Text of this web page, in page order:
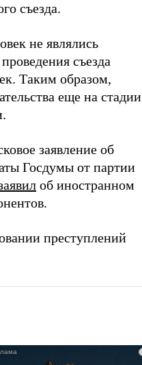
съезда.
не являлись
съезда
Таким образом,
еще на стадии
заявление об
Госдумы от партии
об иностранном
преступлений